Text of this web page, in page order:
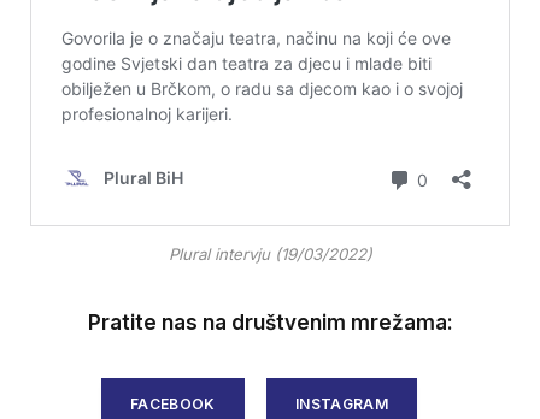
Plural intervju (19/03/2022)
Pratite nas na društvenim mrežama:
FACEBOOK INSTAGRAM